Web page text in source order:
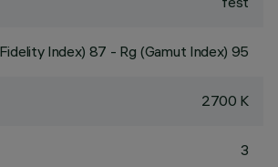
Index) 87 - Rg (Gamut Index) 95
2700 K
3